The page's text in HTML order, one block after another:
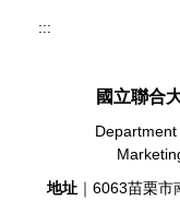
:::
國立聯合
地址 ｜6063苗栗